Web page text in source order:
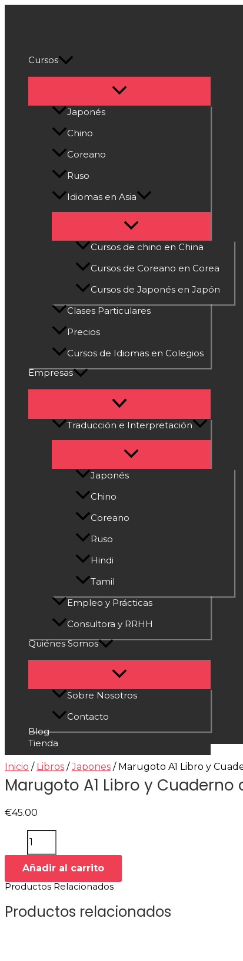
Ir
Cursos
Alternar
Japonés
Chino
Coreano
Ruso
Idiomas en Asia
Alternar
Cursos de chino en China
Cursos de Coreano en Corea
Cursos de Japonés en Japón
Clases Particulares
Precios
Cursos de Idiomas en Colegios
Empresas
Alternar
Traducción e Interpretación
Alternar
Japonés
Chino
Coreano
Ruso
Hindi
Tamil
Empleo y Prácticas
Consultora y RRHH
Quiénes Somos
Alternar
Sobre Nosotros
Contacto
Blog
Tienda
Inicio / Libros /Japones / Marugoto A1 Libro y
Marugoto A1 Libro y Cuaderno
€45.00
Marugoto
Añadir al carrito
Productos Relacionados
Productos relacionados